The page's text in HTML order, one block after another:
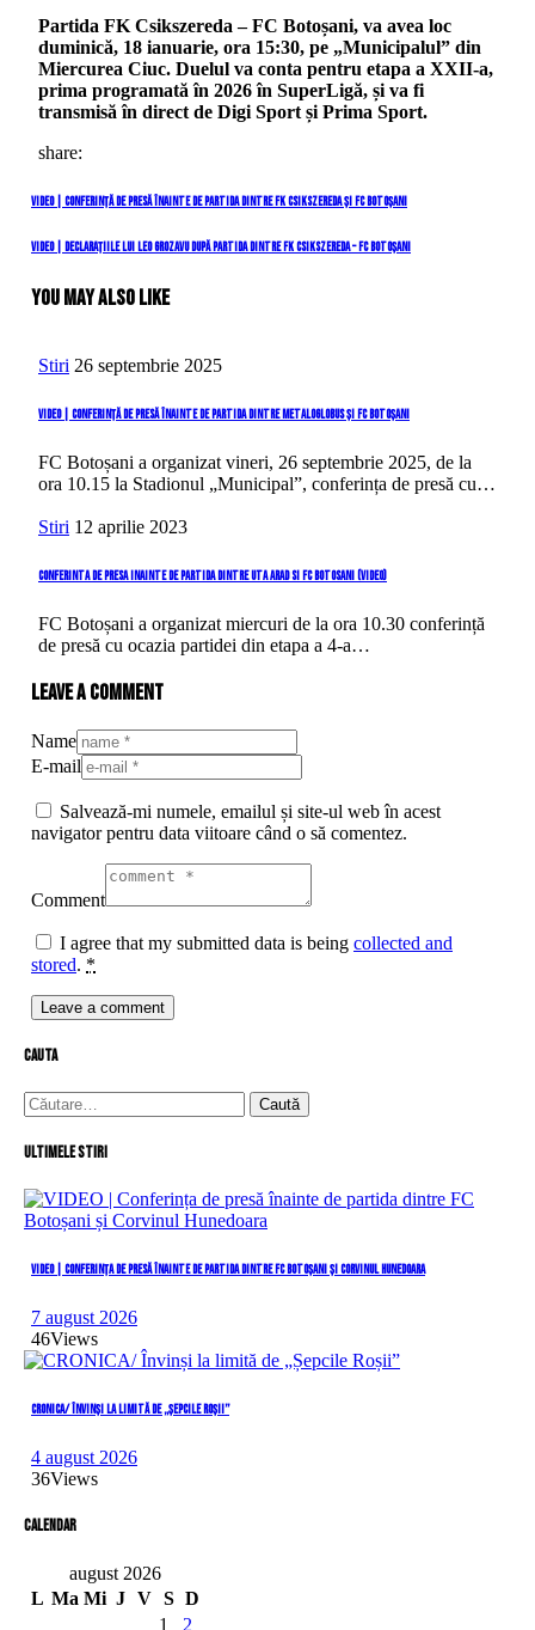
Partida FK Csikszereda – FC Botoșani, va avea loc
duminică, 18 ianuarie, ora 15:30, pe „Municipalul” din
Miercurea Ciuc. Duelul va conta pentru etapa a XXII-a,
prima programată în 2026 în SuperLigă, și va fi
transmisă în direct de Digi Sport și Prima Sport.
share:
Navigare
în
Previous
VIDEO | Conferință de presă înainte de partida dintre FK Csikszereda și FC Botoșani
Next
VIDEO | Declarațiile lui Leo Grozavu după partida dintre FK Csikszereda – FC Botoșani
You May Also Like
Stiri 26 septembrie 2025
VIDEO | Conferință de presă înainte de partida dintre Metaloglobus și FC Botoșani
FC Botoșani a organizat vineri, 26 septembrie 2025, de la
ora 10.15 la Stadionul „Municipal”, conferința de presă cu…
Stiri 12 aprilie 2023
Conferinta de presa inainte de partida dintre UTA Arad si FC Botosani (video)
FC Botoșani a organizat miercuri de la ora 10.30 conferință
de presă cu ocazia partidei din etapa a 4-a…
Leave a comment
Name
E-mail
Salvează-mi numele, emailul și site-ul web în acest
navigator pentru data viitoare când o să comentez.
Comment
I agree that my submitted data is being collected and
stored. *
cauta
Caută
după:
Ultimele stiri
VIDEO | Conferința de presă înainte de partida dintre FC Botoșani și Corvinul Hunedoara
7 august 2026
46Views
CRONICA/ Învinși la limită de „Șepcile Roșii”
4 august 2026
36Views
Calendar
august 2026
L Ma Mi J V S D
1
2